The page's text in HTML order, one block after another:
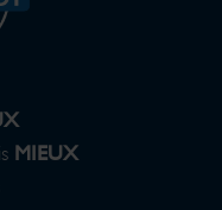
MIEUX